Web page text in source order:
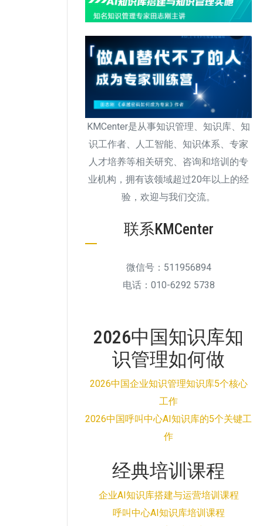
KMCenter是从事知识管理、知识库、知
识工作者、人工智能、知识体系、专家
人才培养等相关研究、咨询和培训的专
业机构，拥有该领域超过20年以上的经
验，欢迎与我们交流。
联系KMCenter
微信号：511956894
电话：010-6292 5738
2026中国知识库知
识管理如何做
2026中国企业知识管理知识库5个核心
工作
2026中国呼叫中心AI知识库的5个关键工
作
经典培训课程
企业AI知识库搭建与运营培训课程
呼叫中心AI知识库培训课程